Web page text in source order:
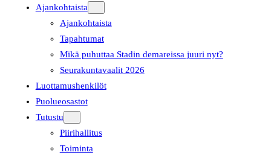
Ajankohtaista
Ajankohtaista
Tapahtumat
Mikä puhuttaa Stadin demareissa juuri nyt?
Seurakuntavaalit 2026
Luottamushenkilöt
Puolueosastot
Tutustu
Piirihallitus
Toiminta